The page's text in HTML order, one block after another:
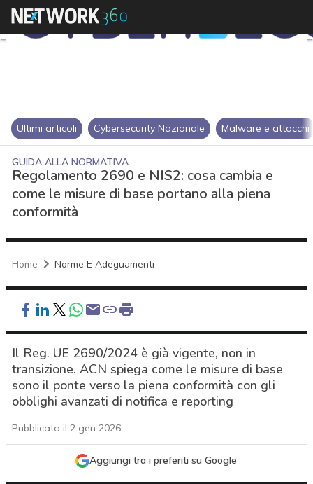
Ultimi articoli Cybersecurity Nazionale Malware e attacchi
GUIDA ALLA NORMATIVA
Regolamento 2690 e NIS2: cosa cambia e
come le misure di base portano alla piena
conformità
Home Norme E Adeguamenti
Il Reg. UE 2690/2024 è già vigente, non in
transizione. ACN spiega come le misure di base
sono il ponte verso la piena conformità con gli
obblighi avanzati di notifica e reporting
Pubblicato il 2 gen 2026
Aggiungi tra i preferiti su Google